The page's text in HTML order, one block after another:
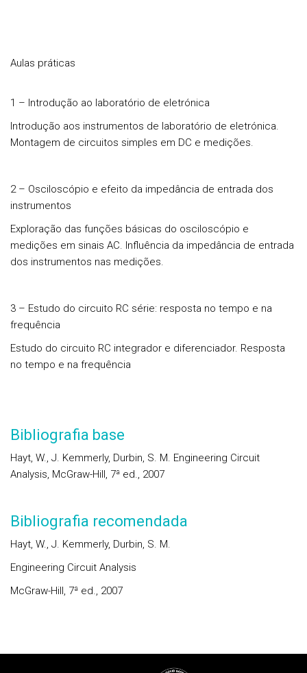
Aulas práticas
1 – Introdução ao laboratório de eletrónica
Introdução aos instrumentos de laboratório de eletrónica.
Montagem de circuitos simples em DC e medições.
2 – Osciloscópio e efeito da impedância de entrada dos
instrumentos
Exploração das funções básicas do osciloscópio e
medições em sinais AC. Influência da impedância de entrada
dos instrumentos nas medições.
3 – Estudo do circuito RC série: resposta no tempo e na
frequência
Estudo do circuito RC integrador e diferenciador. Resposta
no tempo e na frequência
Bibliografia base
Hayt, W., J. Kemmerly, Durbin, S. M. Engineering Circuit
Analysis, McGraw-Hill, 7ª ed., 2007
Bibliografia recomendada
Hayt, W., J. Kemmerly, Durbin, S. M.
Engineering Circuit Analysis
McGraw-Hill, 7ª ed., 2007